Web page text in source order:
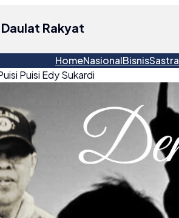
Rakyat
HomeNasionalBisnisSastra
Puisi Edy Sukardi